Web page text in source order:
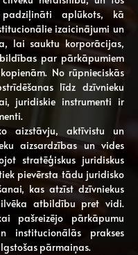
aplūkots, kā
izaicinājumi un
lai sauktu korporācijas,
par pārkāpumiem
No rūpnieciskās
līdz dzīvnieku
juridiskie instrumenti ir
aizstāvju, aktīvistu un
aizsardzības un vides
stratēģiskus juridiskus
pievērsta tādu juridisko
kas atzīst dzīvniekus
atbildību pret vidi.
pašreizējo pārkāpumu
institucionālās prakses
​​pārmaiņas.